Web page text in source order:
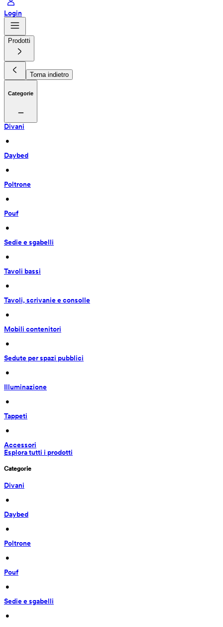
Login
Prodotti
Torna indietro
Categorie
Divani
•
Daybed
•
Poltrone
•
Pouf
•
Sedie e sgabelli
•
Tavoli bassi
•
Tavoli, scrivanie e consolle
•
Mobili contenitori
•
Sedute per spazi pubblici
•
Illuminazione
•
Tappeti
•
Accessori
Esplora tutti i prodotti
Categorie
Divani
•
Daybed
•
Poltrone
•
Pouf
•
Sedie e sgabelli
•